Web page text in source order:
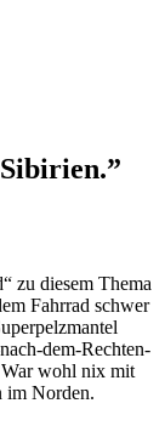
zu diesem Thema
Fahrrad schwer
dem-Rechten-
wohl nix mit
im Norden.